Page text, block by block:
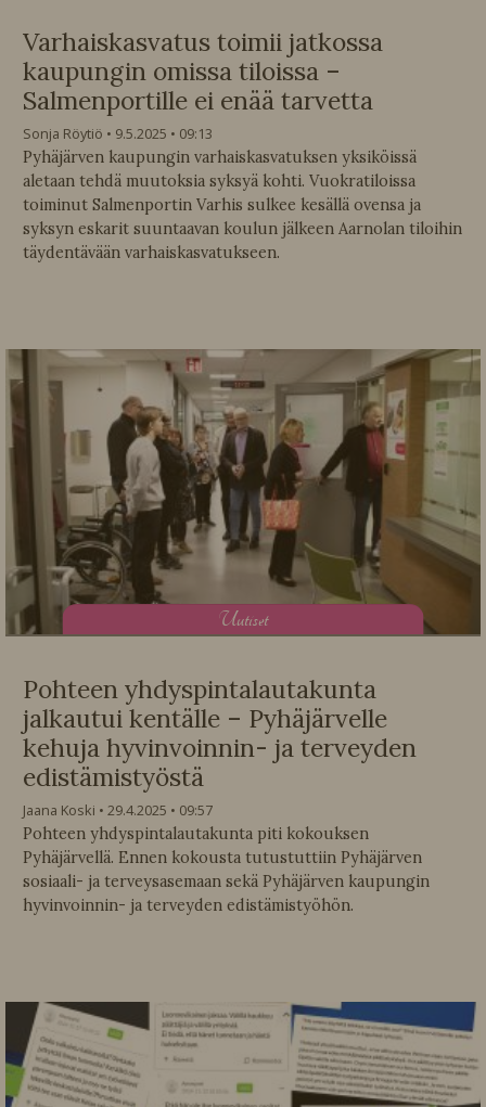
Varhaiskasvatus toimii jatkossa
kaupungin omissa tiloissa –
Salmenportille ei enää tarvetta
Sonja Röytiö 9.5.2025
09:13
Pyhäjärven kaupungin varhaiskasvatuksen yksiköissä
aletaan tehdä muutoksia syksyä kohti. Vuokratiloissa
toiminut Salmenportin Varhis sulkee kesällä ovensa ja
syksyn eskarit suuntaavan koulun jälkeen Aarnolan tiloihin
täydentävään varhaiskasvatukseen.
Uutiset
Pohteen yhdyspintalautakunta
jalkautui kentälle – Pyhäjärvelle
kehuja hyvinvoinnin- ja terveyden
edistämistyöstä
Jaana Koski 29.4.2025
09:57
Pohteen yhdyspintalautakunta piti kokouksen
Pyhäjärvellä. Ennen kokousta tutustuttiin Pyhäjärven
sosiaali- ja terveysasemaan sekä Pyhäjärven kaupungin
hyvinvoinnin- ja terveyden edistämistyöhön.